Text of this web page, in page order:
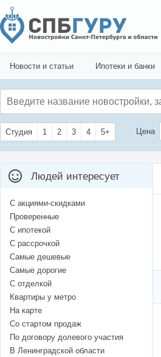
Новости и статьи Ипотеки и банки
Студия 1 2 3 4 5+ Цена
Людей интересует
С акциями-скидками
Проверенные
С ипотекой
С рассрочкой
Самые дешевые
Самые дорогие
С отделкой
Квартиры у метро
На карте
Со стартом продаж
По договору долевого участия
В Ленинградской области